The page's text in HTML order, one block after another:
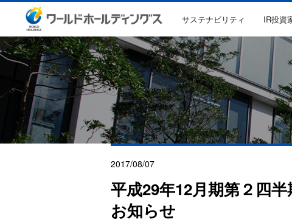
サステナビリティ IR投資
2017/08/07
平成29年12月期第２四
お知らせ